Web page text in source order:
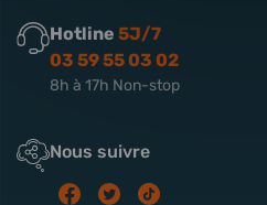
Hotline 5J/7
03 59 55 03 02
8h à 17h Non-stop
Nous suivre